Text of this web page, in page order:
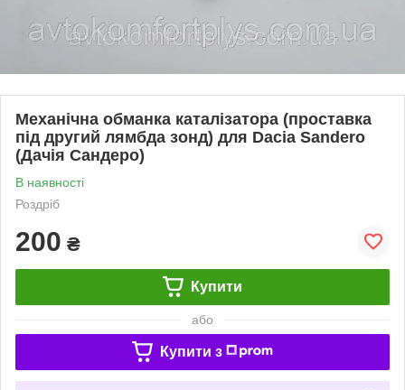
Механічна обманка каталізатора (проставка
під другий лямбда зонд) для Dacia Sandero
(Дачія Сандеро)
В наявності
Роздріб
200 ₴
Купити
або
Купити з